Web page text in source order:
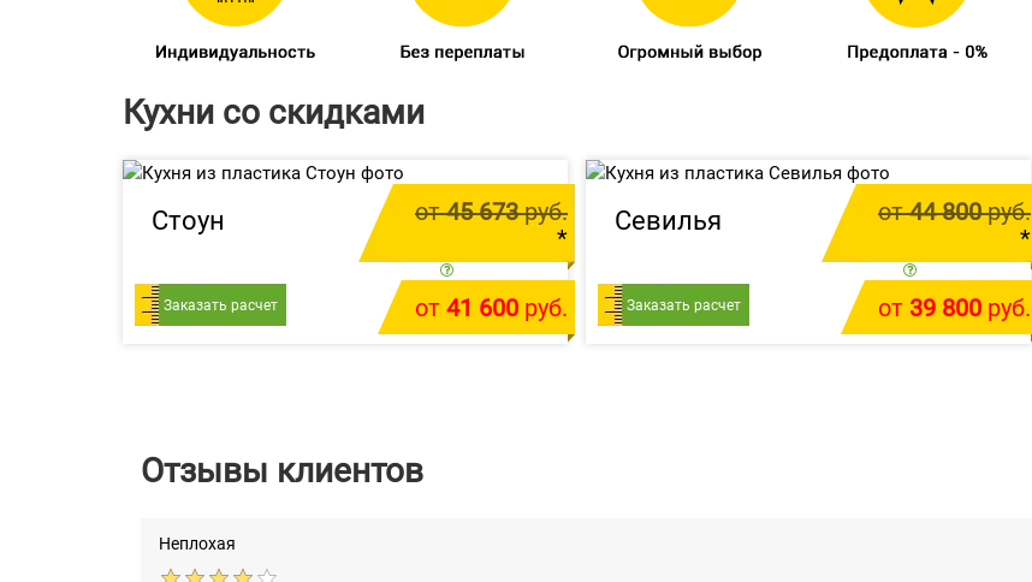
Кухни со скидками
от45 673руб.
*
от 41 600 руб.
Стоун
Заказать расчет У меня есть проект
от44 800руб.
*
от 39 800 руб.
Севилья
Заказать расчет У меня есть проект
Отзывы клиентов
Неплохая